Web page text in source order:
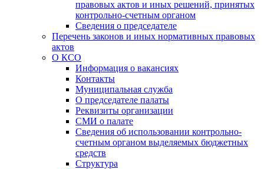
правовых актов и иных решений, принятых
контрольно-счетным органом
Сведения о председателе
Перечень законов и иных нормативных правовых
актов
О КСО
Информация о вакансиях
Контакты
Муниципальная служба
О председателе палаты
Реквизиты организации
СМИ о палате
Сведения об использовании контрольно-
счетным органом выделяемых бюджетных
средств
Структура